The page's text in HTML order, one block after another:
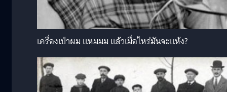
เครื่องเป่าผม แหมมม แล้วเมื่อไหร่มันจะแห้ง?